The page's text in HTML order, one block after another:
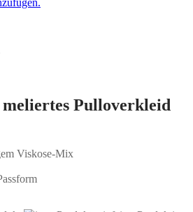
meliertes Pulloverkleid
Viskose-Mix